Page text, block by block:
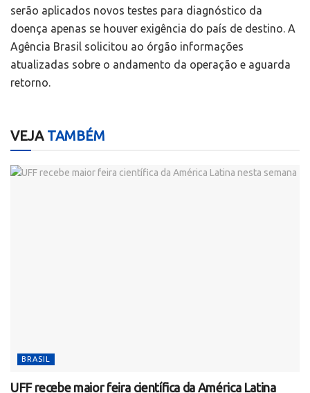
serão aplicados novos testes para diagnóstico da
doença apenas se houver exigência do país de destino. A
Agência Brasil solicitou ao órgão informações
atualizadas sobre o andamento da operação e aguarda
retorno.
VEJATAMBÉM
BRASIL
UFF recebe maior feira científica da América Latina